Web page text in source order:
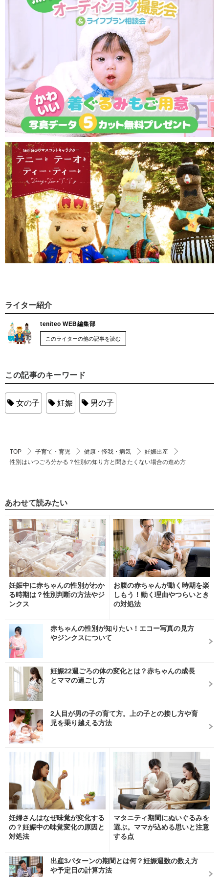
ライター紹介
teniteo WEB編集部
このライターの他の記事を読む
この記事のキーワード
女の子 妊娠 男の子
TOP 子育て・育児 健康・怪我・病気
妊娠出産
性別はいつごろ分かる？性別の知り方と聞きたくない場合の進め方
あわせて読みたい
妊娠中に赤ちゃんの性別がわか
る時期は？性別判断の方法やジ
ンクス
お腹の赤ちゃんが動く時期を楽
しもう！動く理由やつらいとき
の対処法
赤ちゃんの性別が知りたい！エコー写真の見方
やジンクスについて
妊娠22週ごろの体の変化とは？赤ちゃんの成長
とママの過ごし方
2人目が男の子の育て方。上の子との接し方や育
児を乗り越える方法
妊婦さんはなぜ味覚が変化する
の？妊娠中の味覚変化の原因と
対処法
マタニティ期間にぬいぐるみを
選ぶ。ママが込める思いと注意
する点
出産3パターンの期間とは何？妊娠週数の数え方
や予定日の計算方法